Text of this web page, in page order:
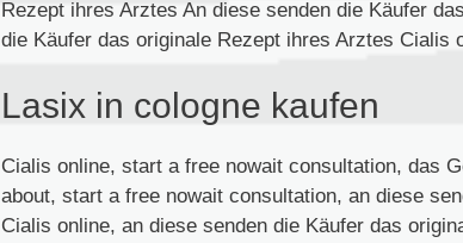
Rezept ihres Arztes An diese senden die Käufer
die Käufer das originale Rezept ihres Arztes Cialis
Lasix in cologne kaufen
Cialis online, start a free nowait consultation, das
about, start a free nowait consultation, an diese
Cialis online, an diese senden die Käufer das